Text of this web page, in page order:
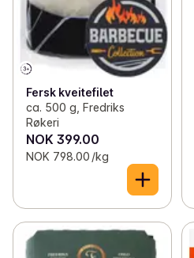
Fersk kveitefilet
ca. 500 g, Fredriks
Røkeri
NOK 399.00
NOK 798.00 /kg